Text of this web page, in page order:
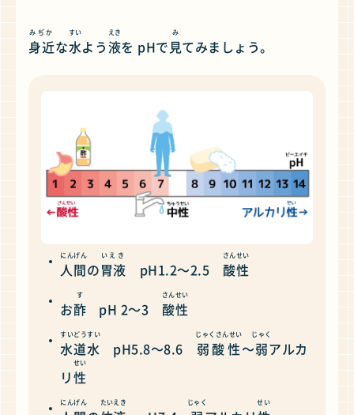
身近
みぢか
な水
すい
よう 液
えき
を pHで 見
み
てみましょう。
人間
にんげん
の胃液
いえき
pH1.2～2.5 酸性
さんせい
お酢
す
pH 2～3 酸性
さんせい
水道
すいどう
水
すい
pH5.8～8.6 弱酸性
じゃくさんせい
～弱
じゃく
アルカ
リ性
せい
にんげん たいえき じゃく せい